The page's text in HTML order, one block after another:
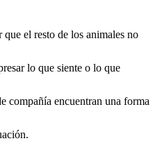
el resto de los animales no
lo que siente o lo que
compañía encuentran una forma